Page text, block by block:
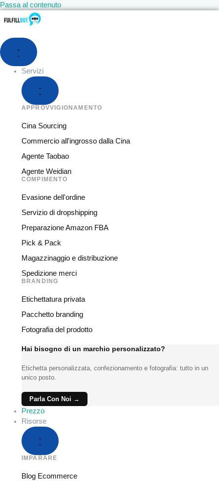
Passa al contenuto
Servizi
APPROVVIGIONAMENTO
Cina Sourcing
Commercio all'ingrosso dalla Cina
Agente Taobao
Agente Weidian
COMPIMENTO
Evasione dell'ordine
Servizio di dropshipping
Preparazione Amazon FBA
Pick & Pack
Magazzinaggio e distribuzione
Spedizione merci
BRANDING
Etichettatura privata
Pacchetto branding
Fotografia del prodotto
Hai bisogno di un marchio personalizzato?
Etichetta personalizzata, confezionamento e fotografia: tutto in un
unico posto.
Parla Con Noi →
Prezzo
Risorse
IMPARARE
Blog Ecommerce